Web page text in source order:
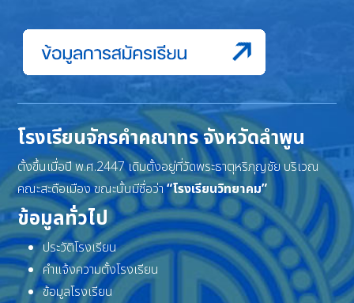
โรงเรียนจักรคำคณาทร จังหวัดลำพูน
ตั้งขึ้นเมื่อปี พ.ศ.2447 เดิมตั้งอยู่ที่วัดพระธาตุหริภุญชัย บริเวณ
คณะสะดือเมือง ขณะนั้นมีชื่อว่า“โรงเรียนวิทยาคม”
ข้อมูลทั่วไป
ประวัติโรงเรียน
คำแจ้งความตั้งโรงเรียน
ข้อมูลโรงเรียน